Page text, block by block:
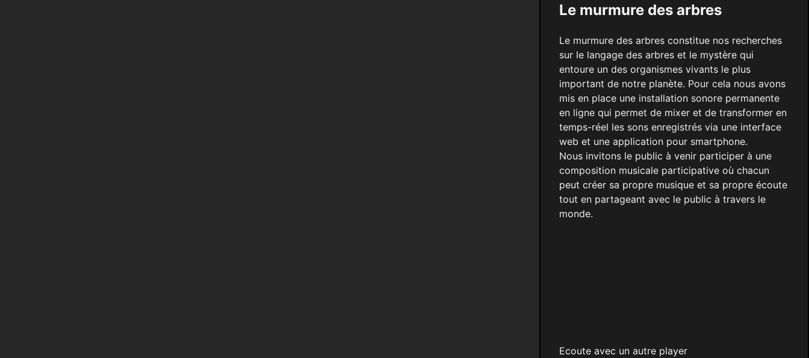
Le murmure des arbres
Le murmure des arbres constitue nos recherches
sur le langage des arbres et le mystère qui
entoure un des organismes vivants le plus
important de notre planète. Pour cela nous avons
mis en place une installation sonore permanente
en ligne qui permet de mixer et de transformer en
temps-réel les sons enregistrés via une interface
web et une application pour smartphone.
Nous invitons le public à venir participer à une
composition musicale participative où chacun
peut créer sa propre musique et sa propre écoute
tout en partageant avec le public à travers le
monde.
Ecoute avec un autre player